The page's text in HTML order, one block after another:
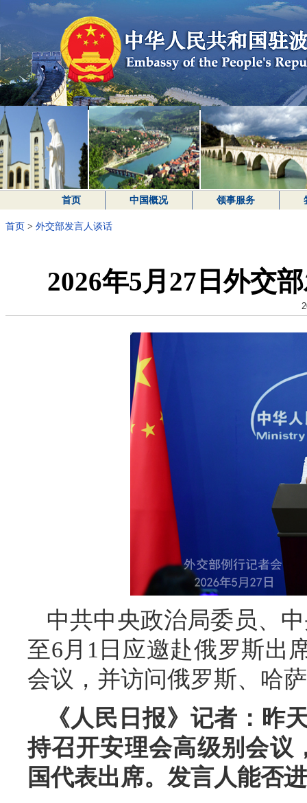
首页 中国概况 领事服务
首页 > 外交部发言人谈话
2026年5月27日外交
中共中央政治局委员、
至6月1日应邀赴俄罗斯出
会议，并访问俄罗斯、哈
《人民日报》记者：昨
持召开安理会高级别会议
国代表出席。发言人能否